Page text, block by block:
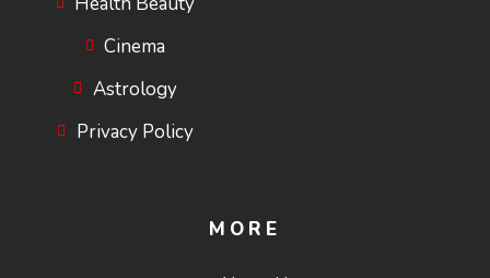
Cinema
Astrology
Privacy Policy
MORE